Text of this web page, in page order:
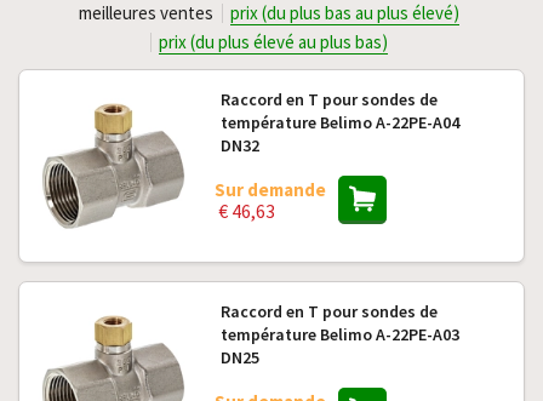
meilleures ventes
prix (du plus bas au plus élevé)
prix (du plus élevé au plus bas)
Raccord en T pour sondes de
température Belimo A-22PE-A04
DN32
Sur demande
€ 46,63
Raccord en T pour sondes de
température Belimo A-22PE-A03
DN25